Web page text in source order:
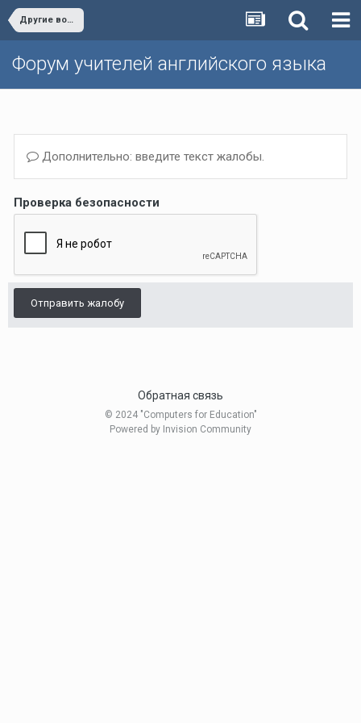
Другие вопросы (Темы, не вошедшие в другие разделы)/Other issues
Форум учителей английского языка
Дополнительно: введите текст жалобы.
Проверка безопасности
Отправить жалобу
Обратная связь
© 2024 "Computers for Education"
Powered by Invision Community